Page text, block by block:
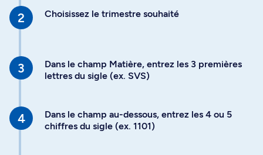
Choisissez le trimestre souhaité
Dans le champ Matière, entrez les 3 premières
lettres du sigle (ex. SVS)
Dans le champ au-dessous, entrez les 4 ou 5
chiffres du sigle (ex. 1101)